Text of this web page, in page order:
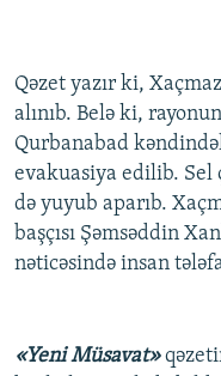
Qəzet yazır ki,
alınıb. Belə ki,
Qurbanabad
evakuasiya edilib. Sel
də yuyub aparıb.
başçısı Şəmsəddin
nəticəsində insan
«Yeni Müsavat»